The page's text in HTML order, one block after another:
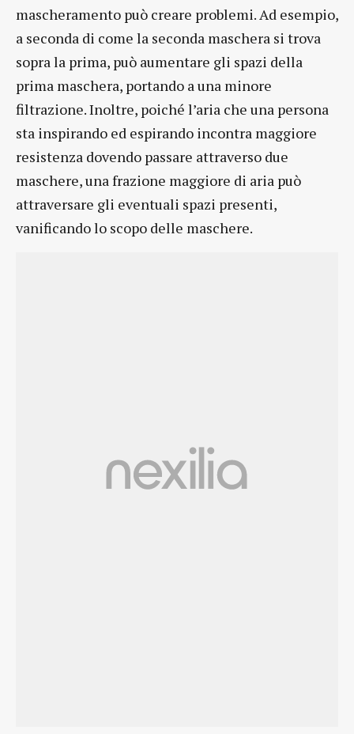
mascheramento può creare problemi. Ad esempio,
a seconda di come la seconda maschera si trova
sopra la prima, può aumentare gli spazi della
prima maschera, portando a una minore
filtrazione. Inoltre, poiché l’aria che una persona
sta inspirando ed espirando incontra maggiore
resistenza dovendo passare attraverso due
maschere, una frazione maggiore di aria può
attraversare gli eventuali spazi presenti,
vanificando lo scopo delle maschere.